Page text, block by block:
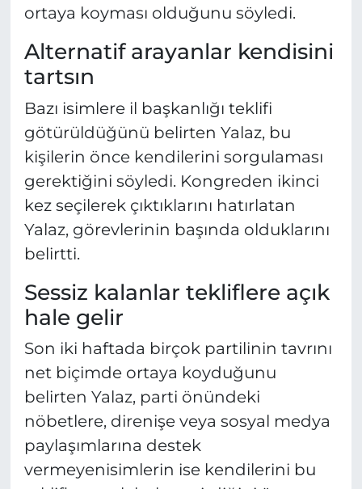
ortaya koyması olduğunu söyledi.
Alternatif arayanlar kendisini
tartsın
Bazı isimlere il başkanlığı teklifi
götürüldüğünü belirten Yalaz, bu
kişilerin önce kendilerini sorgulaması
gerektiğini söyledi. Kongreden ikinci
kez seçilerek çıktıklarını hatırlatan
Yalaz, görevlerinin başında olduklarını
belirtti.
Sessiz kalanlar tekliflere açık
hale gelir
Son iki haftada birçok partilinin tavrını
net biçimde ortaya koyduğunu
belirten Yalaz, parti önündeki
nöbetlere, direnişe veya sosyal medya
paylaşımlarına destek
vermeyenisimlerin ise kendilerini bu